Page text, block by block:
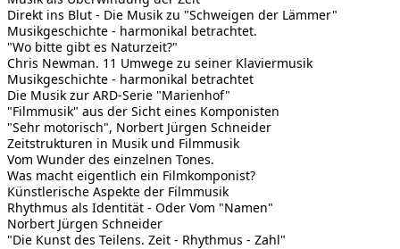
Direkt ins Blut - Die Musik zu "Schweigen der Lämmer"
Musikgeschichte - harmonikal betrachtet.
"Wo bitte gibt es Naturzeit?"
Chris Newman. 11 Umwege zu seiner Klaviermusik
Musikgeschichte - harmonikal betrachtet
Die Musik zur ARD-Serie "Marienhof"
"Filmmusik" aus der Sicht eines Komponisten
"Sehr motorisch", Norbert Jürgen Schneider
Zeitstrukturen in Musik und Filmmusik
Vom Wunder des einzelnen Tones.
Was macht eigentlich ein Filmkomponist?
Künstlerische Aspekte der Filmmusik
Rhythmus als Identität - Oder Vom "Namen"
Norbert Jürgen Schneider
"Die Kunst des Teilens. Zeit - Rhythmus - Zahl"